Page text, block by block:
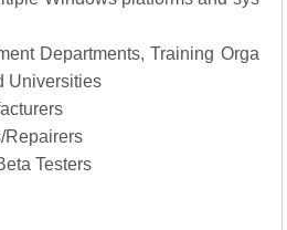
Departments, Training Orga
Universities
Repairers
Testers